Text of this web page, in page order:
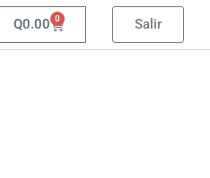
Q0.00 0 Salir